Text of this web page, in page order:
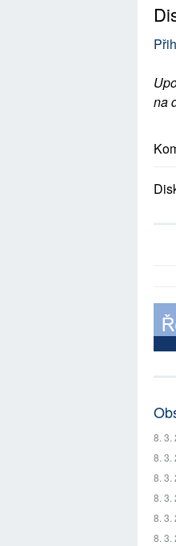
na
8. 3.
8. 3.
8. 3.
8. 3.
8. 3.
8. 3.